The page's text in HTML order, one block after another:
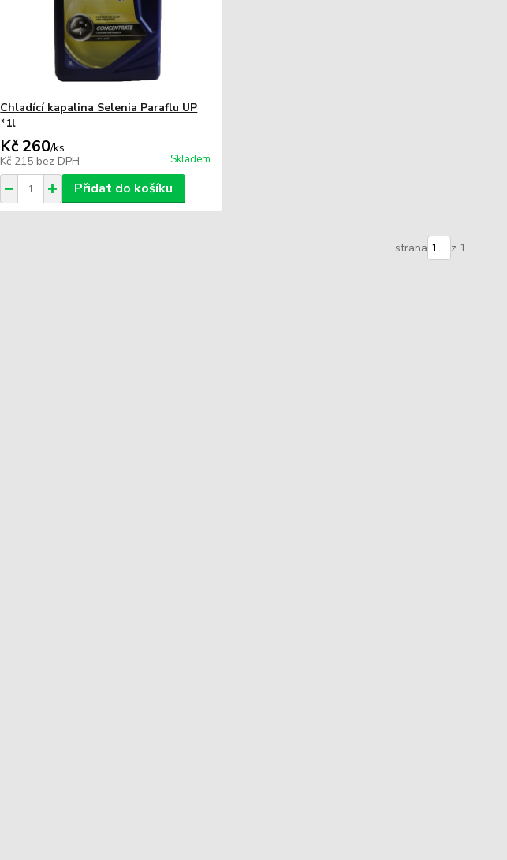
Chladící kapalina Selenia Paraflu UP
*1l
Kč 260/ks
Kč 215 bez DPH Skladem
Přidat do košíku
strana z 1